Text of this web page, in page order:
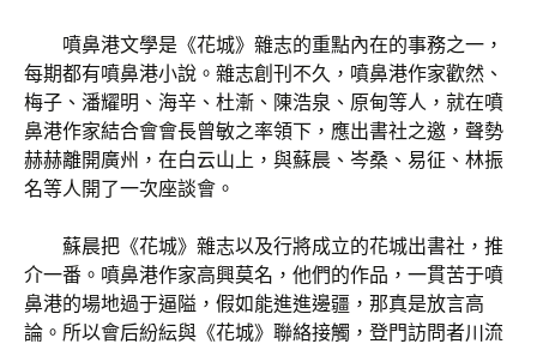
噴鼻港文學是《花城》雜志的重點內在的事務之一，
每期都有噴鼻港小說。雜志創刊不久，噴鼻港作家歡然、
梅子、潘耀明、海辛、杜漸、陳浩泉、原甸等人，就在噴
鼻港作家結合會會長曾敏之率領下，應出書社之邀，聲勢
赫赫離開廣州，在白云山上，與蘇晨、岑桑、易征、林振
名等人開了一次座談會。
蘇晨把《花城》雜志以及行將成立的花城出書社，推
介一番。噴鼻港作家高興莫名，他們的作品，一貫苦于噴
鼻港的場地過于逼隘，假如能進進邊疆，那真是放言高
論。所以會后紛紜與《花城》聯絡接觸，登門訪問者川流